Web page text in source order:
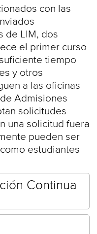
con las
de LIM, dos
el primer curso
tiempo
y otros
a las oficinas
Admisiones
solicitudes
una solicitud fuera
pueden ser
estudiantes
Continua